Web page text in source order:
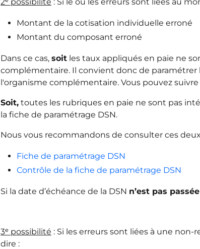
Montant de la cotisation individuelle erroné
Montant du composant erroné
Dans ce cas, soit les taux appliqués en paie ne
complémentaire. Il convient donc de
l'organisme complémentaire. Vous pouvez
Soit, toutes les rubriques en paie ne sont pas
la fiche de paramétrage DSN.
Nous vous recommandons de consulter ces
Fiche de paramétrage DSN
Contrôle de la fiche de paramétrage DSN
Si la date d’échéance de la DSN n’est pas passée
3ᵉ possibilité : Si les erreurs sont liées à une
dire :